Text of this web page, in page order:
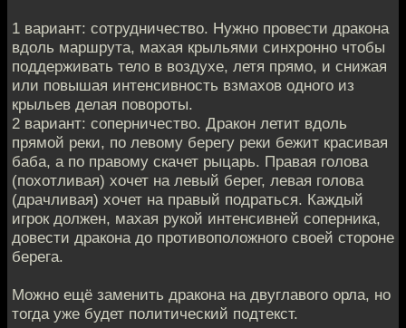
1 вариант: сотрудничество. Нужно провести дракона
вдоль маршрута, махая крыльями синхронно чтобы
поддерживать тело в воздухе, летя прямо, и снижая
или повышая интенсивность взмахов одного из
крыльев делая повороты.
2 вариант: соперничество. Дракон летит вдоль
прямой реки, по левому берегу реки бежит красивая
баба, а по правому скачет рыцарь. Правая голова
(похотливая) хочет на левый берег, левая голова
(драчливая) хочет на правый подраться. Каждый
игрок должен, махая рукой интенсивней соперника,
довести дракона до противоположного своей стороне
берега.
Можно ещё заменить дракона на двуглавого орла, но
тогда уже будет политический подтекст.